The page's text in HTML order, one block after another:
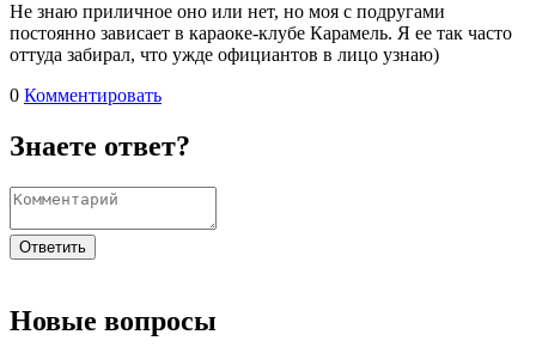
Не знаю приличное оно или нет, но моя с подругами
постоянно зависает в караоке-клубе Карамель. Я ее так часто
оттуда забирал, что ужде официантов в лицо узнаю)
0 Комментировать
Знаете ответ?
Ответить
Новые вопросы